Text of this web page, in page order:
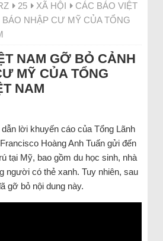
25 XÃ HỘI
CÁC BÁO VIỆT
NHẬP CƯ MỸ CỦA TỔNG
NAM GỠ BỎ CẢNH
MỸ CỦA TỔNG
NAM
lời khuyến cáo của Tổng Lãnh
Hoàng Anh Tuấn gửi đến
tại Mỹ, bao gồm du học sinh, nhà
người có thẻ xanh. Tuy nhiên, sau
gỡ bỏ nội dung này.